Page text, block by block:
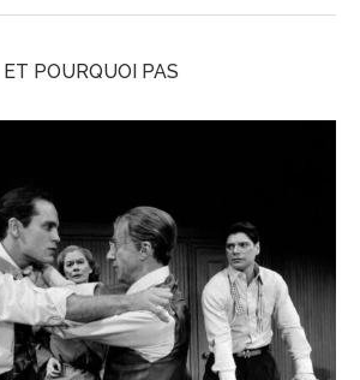
ET POURQUOI PAS